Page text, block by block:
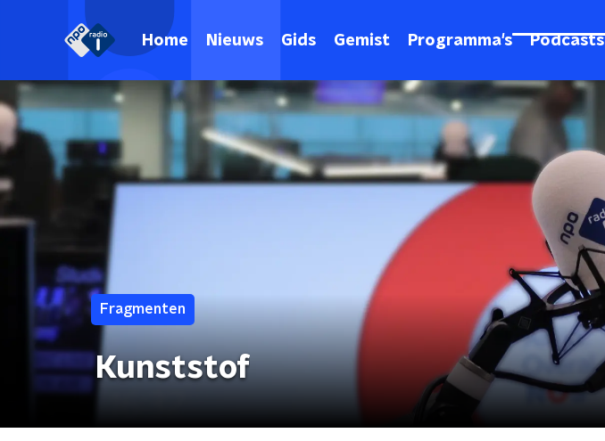
Home Nieuws Gids Gemist Programma's Podcasts
Fragmenten
Kunststof